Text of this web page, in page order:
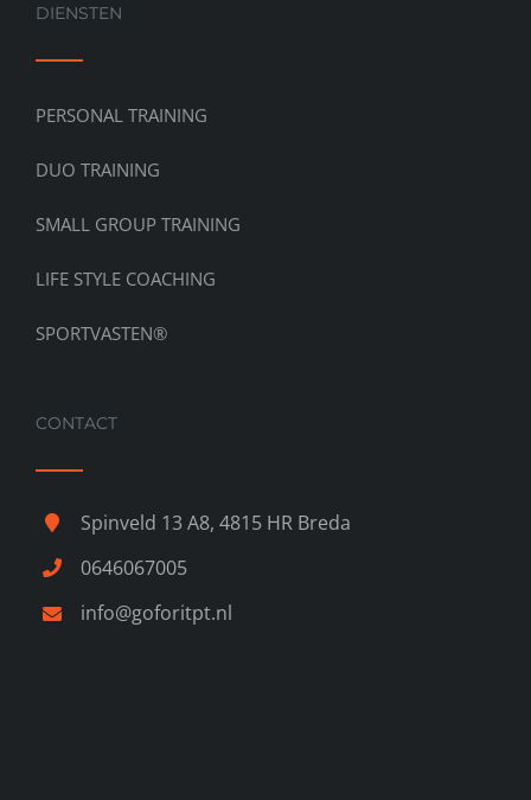
DIENSTEN
PERSONAL TRAINING
DUO TRAINING
SMALL GROUP TRAINING
LIFE STYLE COACHING
SPORTVASTEN®
CONTACT
Spinveld 13 A8, 4815 HR Breda
0646067005
info@goforitpt.nl